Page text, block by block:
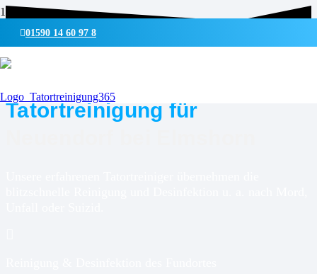
01590 14 60 97 8
Tatortreinigung für